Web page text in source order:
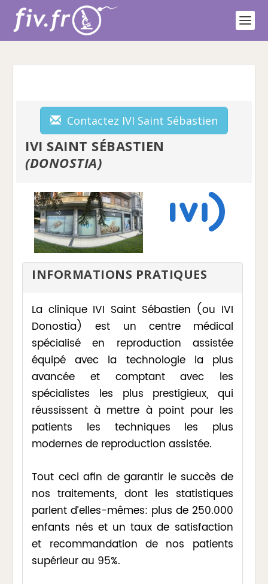
Contactez IVI Saint Sébastien
IVI SAINT SÉBASTIEN
(DONOSTIA)
INFORMATIONS PRATIQUES
La clinique IVI Saint Sébastien (ou IVI
Donostia) est un centre médical
spécialisé en reproduction assistée
équipé avec la technologie la plus
avancée et comptant avec les
spécialistes les plus prestigieux, qui
réussissent à mettre à point pour les
patients les techniques les plus
modernes de reproduction assistée.
Tout ceci afin de garantir le succès de
nos traitements, dont les statistiques
parlent d’elles-mêmes: plus de 250.000
enfants nés et un taux de satisfaction
et recommandation de nos patients
supérieur au 95%.